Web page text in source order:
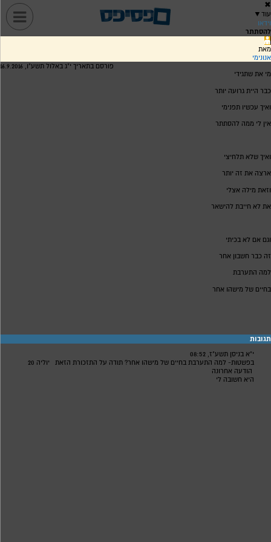
✖
עוד ▼
וידאו
להסתתר
מאת
אנונימי
פורסם בתאריך י"ג באלול תשע"ו, 16.9.2016
מי את שתגידי
כבר היית גרועה יותר
ואיך עכשיו תפנימי
אין לי ממה להסתתר
ואיך שלא תלחיצי
ארצה את זה יותר
וזאת מילה אצלי
את לא חייבת להישאר
וגם אם לא בכיתי
זה כבר חשבון אחר
למה התערבת
בחיים של מישהו אחר
תגובות
י"א בניסן תשע"ז, 08:52
בפשטות- למה התערבת בחיים של מישהו אחר? תודה על התזכורת הזאת
יוליה 20
הודעה אחרונה
היא חשובה לי